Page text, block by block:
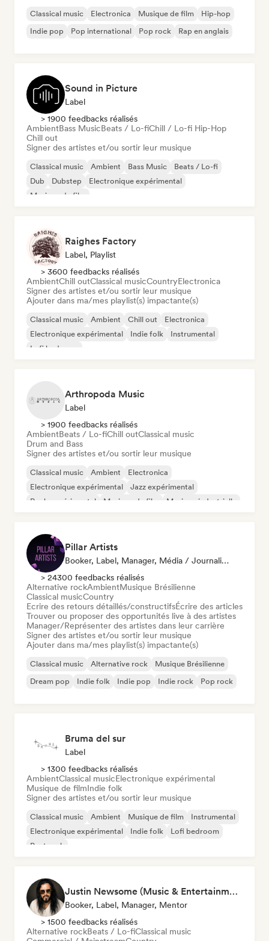
Classical music Electronica Musique de film
Hip-hop
Indie pop
Pop international Pop rock Rap en anglais
Sound in Picture
Label
> 1900 feedbacks réalisés
AmbientBass MusicBeats / Lo-fiChill / Lo-fi Hip-Hop
Chill out
Signer des artistes et/ou sortir leur musique
Classical music Ambient Bass Music
Beats / Lo-fi
Dub
Dubstep
Electronique expérimental
Musique de film
Raighes Factory
Label, Playlist
> 3600 feedbacks réalisés
AmbientChill outClassical musicCountryElectronica
Signer des artistes et/ou sortir leur musique
Ajouter dans ma/mes playlist(s) impactante(s)
Classical music Ambient Chill out
Electronica
Electronique expérimental
Indie folk
Instrumental
Lofi bedroom
Arthropoda Music
Label
> 1900 feedbacks réalisés
AmbientBeats / Lo-fiChill outClassical music
Drum and Bass
Signer des artistes et/ou sortir leur musique
Classical music Ambient
Electronica
Electronique expérimental
Jazz expérimental
Rock expérimental
Musique de film Musique industrielle
Pillar Artists
Booker, Label, Manager, Média / Journaliste, Mentor, Playlist
> 24300 feedbacks réalisés
Alternative rockAmbientMusique Brésilienne
Classical musicCountry
Ecrire des retours détaillés/constructifsÉcrire des articles
Trouver ou proposer des opportunités live à des artistes
Manager/Représenter des artistes dans leur carrière
Signer des artistes et/ou sortir leur musique
Ajouter dans ma/mes playlist(s) impactante(s)
Classical music Alternative rock
Musique Brésilienne
Dream pop
Indie folk Indie pop Indie rock Pop rock
Bruma del sur
Label
> 1300 feedbacks réalisés
AmbientClassical musicElectronique expérimental
Musique de filmIndie folk
Signer des artistes et/ou sortir leur musique
Classical music Ambient Musique de film
Instrumental
Electronique expérimental
Indie folk
Lofi bedroom
Post rock
Justin Newsome (Music & Entertainment Executive | A&R, Artist Development & Partnerships | Applied AI & Systems Strategy)
Booker, Label, Manager, Mentor
> 1500 feedbacks réalisés
Alternative rockBeats / Lo-fiClassical music